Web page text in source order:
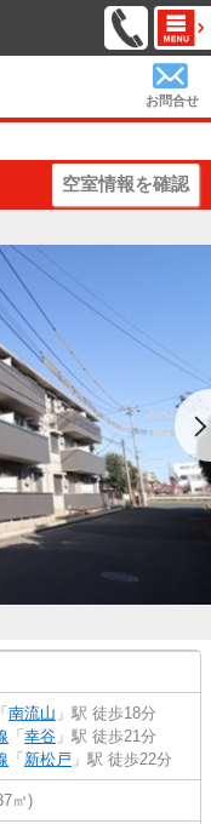
お問合せ
空室情報を確認
「 南流山 」駅 徒歩18分
「 幸谷 」駅 徒歩21分
「 新松戸 」駅 徒歩22分
㎡)